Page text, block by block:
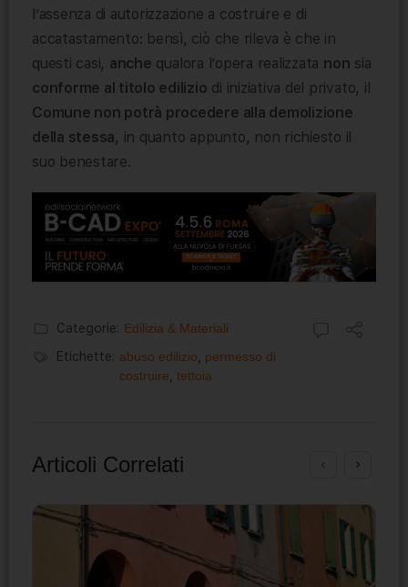
l’assenza di autorizzazione a costruire e di
accatastamento: bensì, ciò che rileva è che in
questi casi, anche qualora l’opera realizzata non sia
conforme al titolo edilizio di iniziativa del privato, il
Comune non potrà procedere alla demolizione
della stessa, in quanto appunto, non richiesto il
suo benestare.
Categorie: Edilizia & Materiali
Etichette: abuso edilizio
permesso di
costruire tettoia
Articoli Correlati